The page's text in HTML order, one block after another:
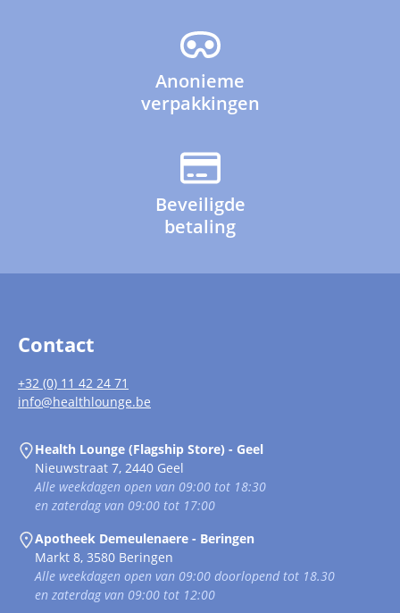
Anonieme
verpakkingen
Beveiligde
betaling
Contact
+32 (0) 11 42 24 71
info@healthlounge.be
Health Lounge (Flagship Store) - Geel
Nieuwstraat 7, 2440 Geel
Alle weekdagen open van 09:00 tot 18:30
en zaterdag van 09:00 tot 17:00
Apotheek Demeulenaere - Beringen
Markt 8, 3580 Beringen
Alle weekdagen open van 09:00 doorlopend tot 18.30
en zaterdag van 09:00 tot 12:00